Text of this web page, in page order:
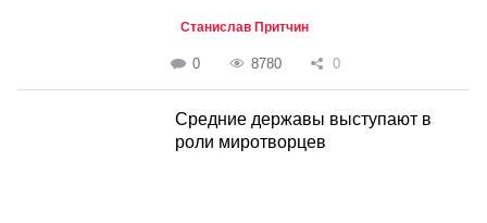
Станислав Притчин
0 8780 0
Средние державы выступают в
роли миротворцев